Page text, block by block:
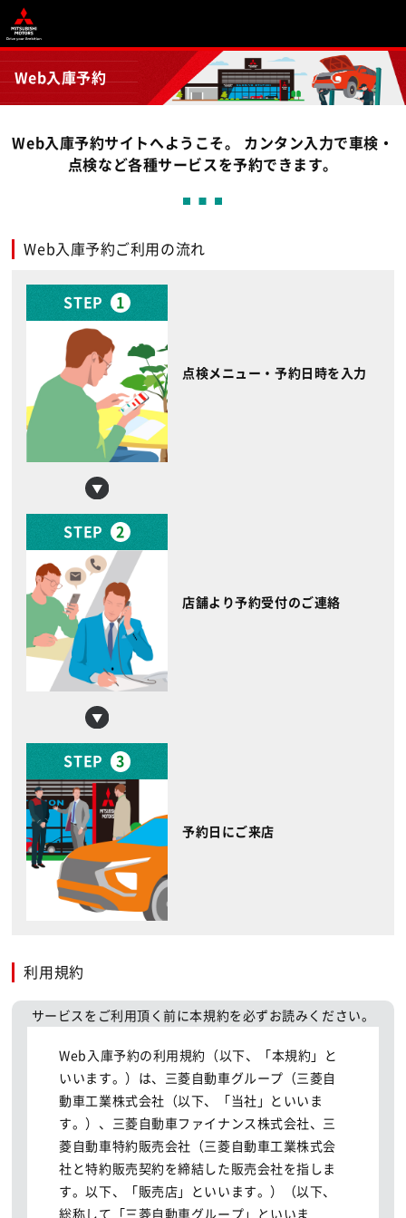
Web入庫予約
Web入庫予約サイトへようこそ。 カンタン入力で車検・
点検など各種サービスを予約できます。
Web入庫予約ご利用の流れ
STEP 1
点検メニュー・予約日時を入力
STEP 2
店舗より予約受付のご連絡
STEP 3
予約日にご来店
利用規約
サービスをご利用頂く前に本規約を必ずお読みください。
Web入庫予約の利用規約（以下、「本規約」と
いいます。）は、三菱自動車グループ（三菱自
動車工業株式会社（以下、「当社」といいま
す。）、三菱自動車ファイナンス株式会社、三
菱自動車特約販売会社（三菱自動車工業株式会
社と特約販売契約を締結した販売会社を指しま
す。以下、「販売店」といいます。）（以下、
総称して「三菱自動車グループ」といいま